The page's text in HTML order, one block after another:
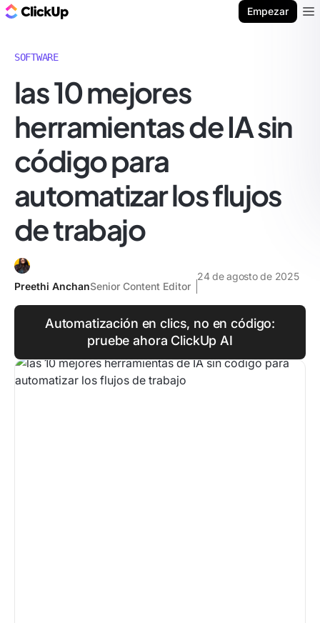
Empezar
SOFTWARE
las 10 mejores
herramientas de IA sin
código para
automatizar los flujos
de trabajo
Preethi AnchanSenior Content Editor
24 de agosto de 2025
Automatización en clics, no en código:
pruebe ahora ClickUp AI